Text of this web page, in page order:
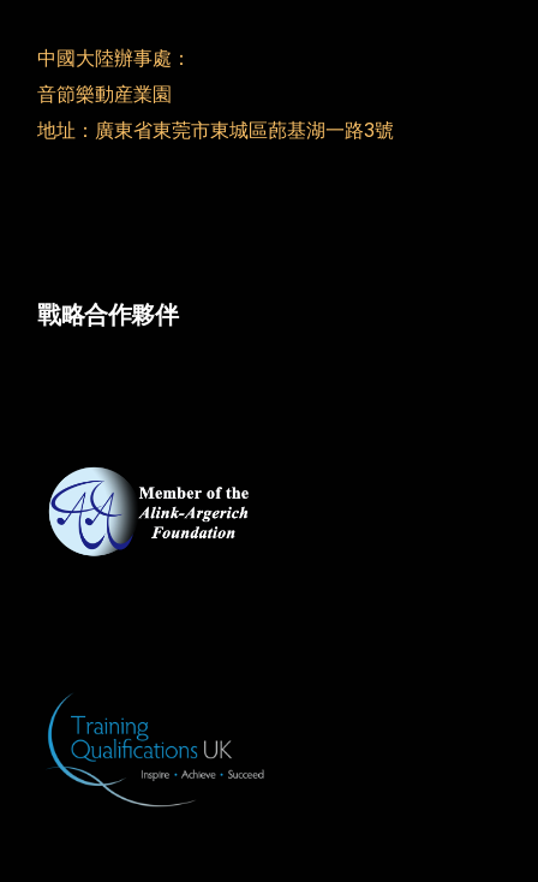
中國大陸辦事處：
音節樂動産業園
地址：廣東省東莞市東城區蓢基湖一路3號
戰略合作夥伴